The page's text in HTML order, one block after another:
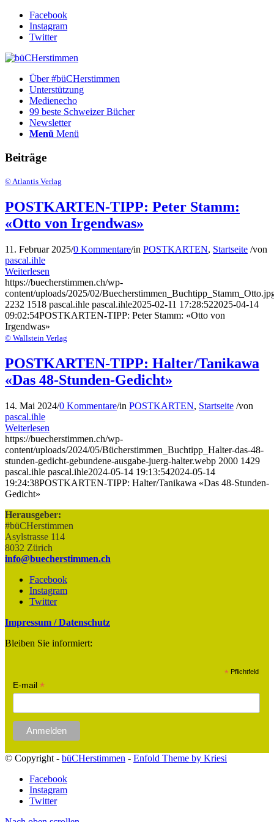
Facebook
Instagram
Twitter
Über #büCHerstimmen
Unterstützung
Medienecho
99 beste Schweizer Bücher
Newsletter
Menü Menü
Beiträge
© Atlantis Verlag
POSTKARTEN-TIPP: Peter Stamm:
«Otto von Irgendwas»
11. Februar 2025/0 Kommentare/in POSTKARTEN, Startseite /von
pascal.ihle
Weiterlesen
https://buecherstimmen.ch/wp-
content/uploads/2025/02/
2232 1518 pascal.ihle pascal.ihle2025-02-11 17:28:522025-04-14
09:02:54POSTKARTEN-TIPP: Peter Stamm: «Otto von
Irgendwas»
© Wallstein Verlag
POSTKARTEN-TIPP: Halter/Tanikawa
«Das 48-Stunden-Gedicht»
14. Mai 2024/0 Kommentare/in POSTKARTEN, Startseite /von
pascal.ihle
Weiterlesen
https://buecherstimmen.ch/wp-
content/uploads/2024/05/Bücherstimmen_Buchtipp_Halter-das-48-
stunden-gedicht-gebundene-ausgabe-juerg-halter.webp 2000 1429
pascal.ihle pascal.ihle2024-05-14 19:13:542024-05-14
19:24:38POSTKARTEN-TIPP: Halter/Tanikawa «Das 48-Stunden-
Gedicht»
Herausgeber:
#büCHerstimmen
Asylstrasse 114
8032 Zürich
info@buecherstimmen.ch
Facebook
Instagram
Twitter
Impressum / Datenschutz
Bleiben Sie informiert:
* Pflichtfeld
E-mail *
© Copyright - büCHerstimmen - Enfold Theme by Kriesi
Facebook
Instagram
Twitter